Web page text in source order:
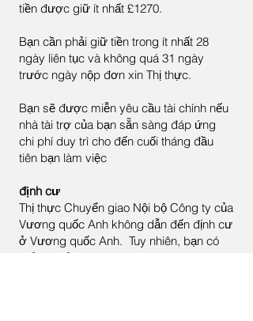
tiền được giữ ít nhất £1270.
Bạn cần phải giữ tiền trong ít nhất 28
ngày liên tục và không quá 31 ngày
trước ngày nộp đơn xin Thị thực.
Bạn sẽ được miễn yêu cầu tài chính nếu
nhà tài trợ của bạn sẵn sàng đáp ứng
chi phí duy trì cho đến cuối tháng đầu
tiên bạn làm việc
định cư
Thị thực Chuyển giao Nội bộ Công ty của
Vương quốc Anh không dẫn đến định cư
ở Vương quốc Anh. Tuy nhiên, bạn có
thể chuyển sang một lộ trình nhập cư